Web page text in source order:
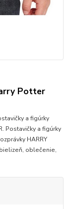
Potter
a figúrky
Postavičky a figúrky
HARRY
bielizeň, oblečenie,